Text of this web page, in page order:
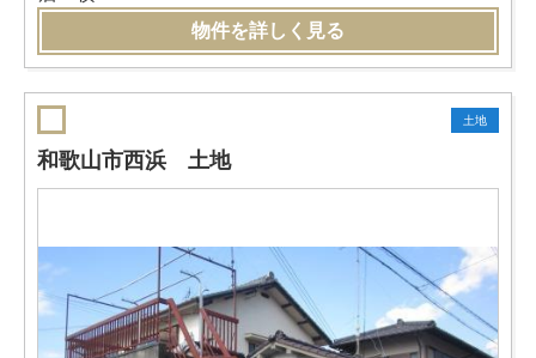
物件を詳しく見る
土地
和歌山市西浜 土地